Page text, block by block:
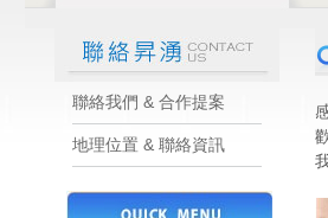
聯絡我們 & 合作提案
地理位置 & 聯絡資訊